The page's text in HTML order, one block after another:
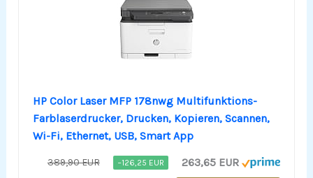
HP Color Laser MFP 178nwg Multifunktions-
Farblaserdrucker, Drucken, Kopieren, Scannen,
Wi-Fi, Ethernet, USB, Smart App
389,90 EUR −126,25 EUR 263,65 EUR